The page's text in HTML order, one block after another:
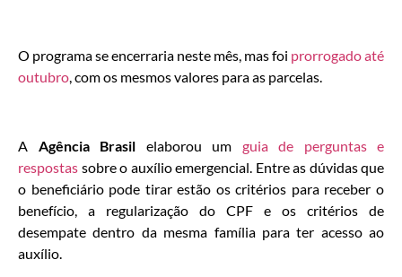
O programa se encerraria neste mês, mas foi prorrogado até
outubro, com os mesmos valores para as parcelas.
A Agência Brasil elaborou um guia de perguntas e
respostas sobre o auxílio emergencial. Entre as dúvidas que
o beneficiário pode tirar estão os critérios para receber o
benefício, a regularização do CPF e os critérios de
desempate dentro da mesma família para ter acesso ao
auxílio.